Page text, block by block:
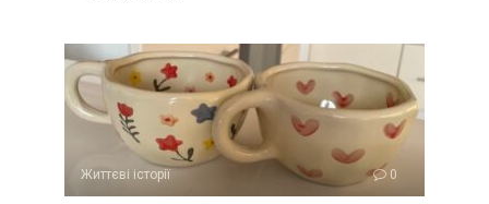
Життєві історії 0